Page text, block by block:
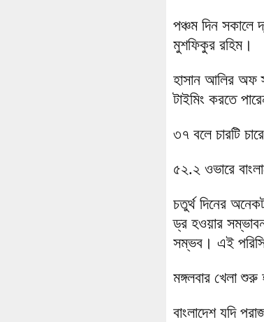
পঞ্চম দিন সকালে
মুশফিকুর রহিম।
হাসান আলির অফ
টাইমিং করতে
৩৭ বলে চারটি
৫২.২ ওভারে
চতুর্থ দিনের
ড্র হওয়ার
সম্ভব। এই
মঙ্গলবার খেলা
বাংলাদেশ যদি